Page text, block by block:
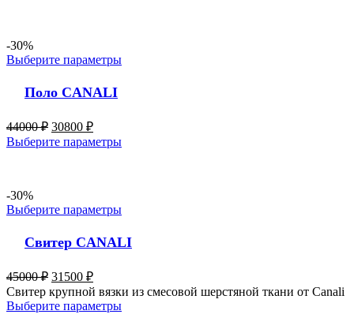
-30%
Выберите параметры
Поло CANALI
44000₽ 30800 ₽
Выберите параметры
-30%
Выберите параметры
Свитер CANALI
45000₽ 31500 ₽
Свитер крупной вязки из смесовой шерстяной ткани от Canali
Выберите параметры